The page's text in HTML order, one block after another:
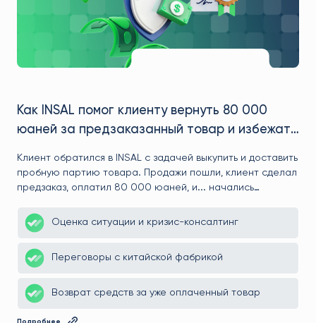
маркетплейсе
Марк пришёл к нам с идеей начать продажи на
маркетплейсах, но без конкретного понимания — с чего
начать. Мы помогли найти товар с высоким спросом,
договорились о выгодной цене с фабрикой, предложили
перед конкурентами.
Заключение контракта с производителем
Организация предзаказа на выгодных условиях